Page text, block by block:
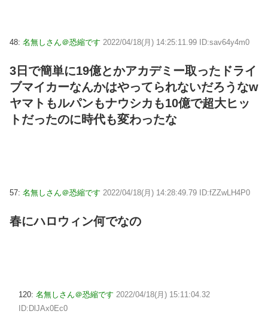
48: 名無しさん＠恐縮です 2022/04/18(月) 14:25:11.99 ID:sav64y4m0
3日で簡単に19億とかアカデミー取ったドライ
ブマイカーなんかはやってられないだろうなw
ヤマトもルパンもナウシカも10億で超大ヒッ
トだったのに時代も変わったな
57: 名無しさん＠恐縮です 2022/04/18(月) 14:28:49.79 ID:fZZwLH4P0
春にハロウィン何でなの
120: 名無しさん＠恐縮です 2022/04/18(月) 15:11:04.32
ID:DlJAx0Ec0